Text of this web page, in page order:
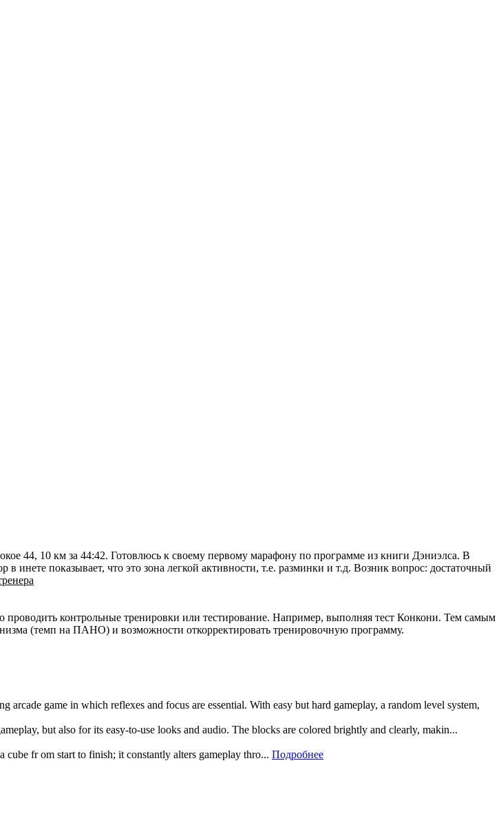
44, 10 км за 44:42. Готовлюсь к своему первому марафону по программе из книги Дэниэлса. В
инете показывает, что это зона легкой активности, т.е. разминки и т.д. Возник вопрос: достаточный
контрольные тренировки или тестирование. Например, выполняя тест Конкони. Тем самым
(темп на ПАНО) и возможности откорректировать тренировочную программу.
arcade game in which reflexes and focus are essential. With easy but hard gameplay, a random level system,
but also for its easy-to-use looks and audio. The blocks are colored brightly and clearly, makin...
cube fr om start to finish; it constantly alters gameplay thro... Подробнее